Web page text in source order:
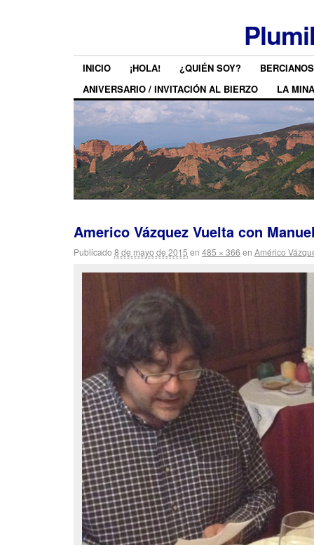
INICIO ¡HOLA! ¿QUIÉN SOY?
ANIVERSARIO / INVITACIÓN AL BIERZO
LA MINA
Americo Vázquez Vuelta con
Publicado 8 de mayo de 2015 en 485 × 366 en Américo